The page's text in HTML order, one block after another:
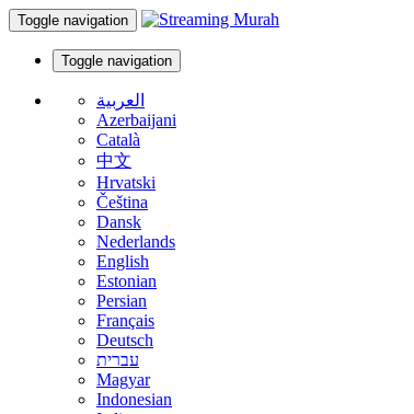
Toggle navigation
Toggle navigation
العربية
Azerbaijani
Català
中文
Hrvatski
Čeština
Dansk
Nederlands
English
Estonian
Persian
Français
Deutsch
עברית
Magyar
Indonesian